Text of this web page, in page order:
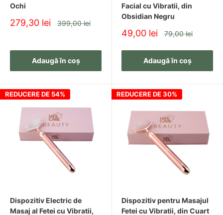
Ochi
Pret
redus
279,30 lei Pret
399,00 lei
Adaugă în coș
Facial cu Vibratii, din
Obsidian Negru
Pret
redus
49,00 lei Pret
79,00 lei
Adaugă în coș
REDUCERE DE 54%
Dispozitiv Electric de
Masaj al Fetei cu Vibratii,
REDUCERE DE 30%
Dispozitiv pentru Masajul
Fetei cu Vibratii, din Cuart